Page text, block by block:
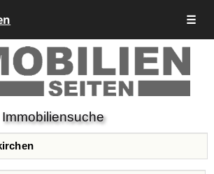
☰
Immobiliensuche